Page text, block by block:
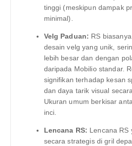
tinggi (meskipun dampak
minimal).
Velg Paduan: RS
desain velg yang unik,
lebih besar dan dengan
daripada Mobilio standar.
signifikan terhadap kesan
dan daya tarik visual
Ukuran umum berkisar
inci.
Lencana RS: Lencana RS
secara strategis di gril